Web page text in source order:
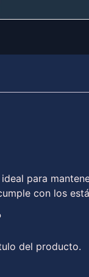
para
con los
del producto.